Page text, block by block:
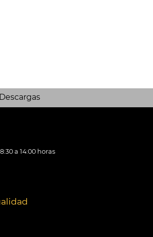
Descargas
a 14:00 horas